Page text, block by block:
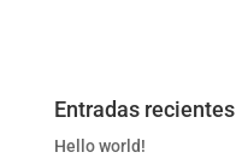
Entradas recientes
Hello world!